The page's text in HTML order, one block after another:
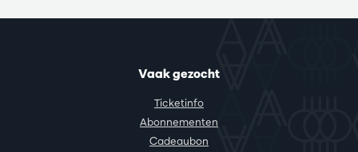
Vaak gezocht
Ticketinfo
Abonnementen
Cadeaubon